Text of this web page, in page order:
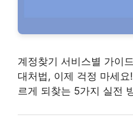
계정찾기 서비스별 가이
대처법, 이제 걱정 마세
르게 되찾는 5가지 실전